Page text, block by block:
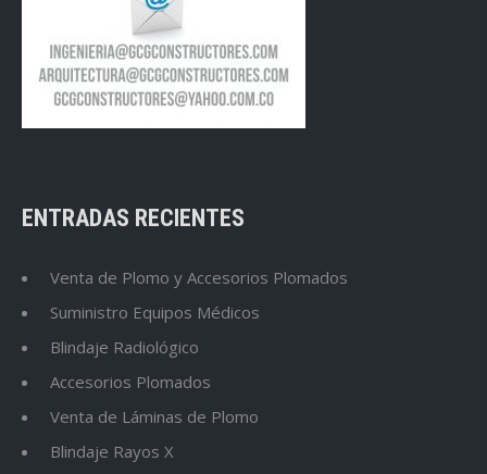
ENTRADAS RECIENTES
Venta de Plomo y Accesorios Plomados
Suministro Equipos Médicos
Blindaje Radiológico
Accesorios Plomados
Venta de Láminas de Plomo
Blindaje Rayos X